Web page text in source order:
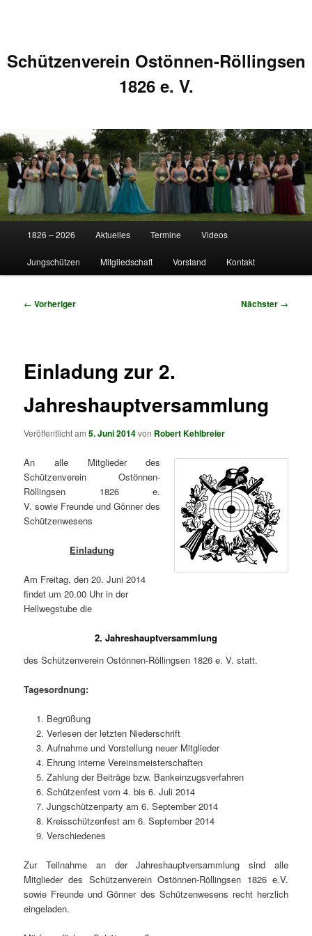
Schützenverein Ostönnen-Röllingsen
1826 e. V.
Zum
primären
Zum
sekundären
1826 – 2026 Aktuelles Termine Videos
Jungschützen Mitgliedschaft Vorstand Kontakt
Beitragsnavigation
← Vorheriger Nächster →
Einladung zur 2.
Jahreshauptversammlung
Veröffentlicht am5. Juni 2014von Robert Kehlbreier
An alle Mitglieder des
Schützenverein Ostönnen-
Röllingsen 1826 e.
V. sowie Freunde und Gönner des
Schützenwesens
Einladung
Am Freitag, den 20. Juni 2014
findet um 20.00 Uhr in der
Hellwegstube die
2. Jahreshauptversammlung
des Schützenverein Ostönnen-Röllingsen 1826 e. V. statt.
Tagesordnung:
Begrüßung
Verlesen der letzten Niederschrift
Aufnahme und Vorstellung neuer Mitglieder
Ehrung interne Vereinsmeisterschaften
Zahlung der Beiträge bzw. Bankeinzugsverfahren
Schützenfest vom 4. bis 6. Juli 2014
Jungschützenparty am 6. September 2014
Kreisschützenfest am 6. September 2014
Verschiedenes
Zur Teilnahme an der Jahreshauptversammlung sind alle
Mitglieder des Schützenverein Ostönnen-Röllingsen 1826 e.V.
sowie Freunde und Gönner des Schützenwesens recht herzlich
eingeladen.